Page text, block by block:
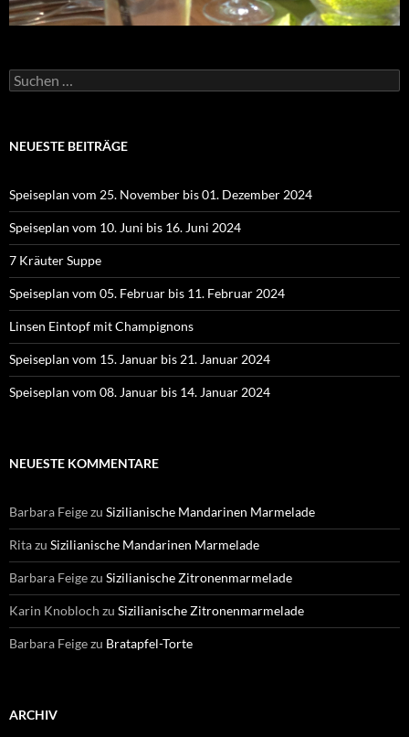
Suchen
nach:
NEUESTE BEITRÄGE
Speiseplan vom 25. November bis 01. Dezember 2024
Speiseplan vom 10. Juni bis 16. Juni 2024
7 Kräuter Suppe
Speiseplan vom 05. Februar bis 11. Februar 2024
Linsen Eintopf mit Champignons
Speiseplan vom 15. Januar bis 21. Januar 2024
Speiseplan vom 08. Januar bis 14. Januar 2024
NEUESTE KOMMENTARE
Barbara Feigezu Sizilianische Mandarinen Marmelade
Ritazu Sizilianische Mandarinen Marmelade
Barbara Feigezu Sizilianische Zitronenmarmelade
Karin Knobloch zu Sizilianische Zitronenmarmelade
Barbara Feigezu Bratapfel-Torte
ARCHIV